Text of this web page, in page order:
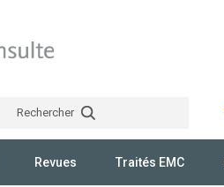
Rechercher
Revues Traités EMC